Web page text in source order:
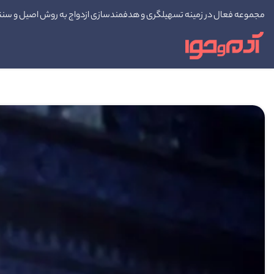
مجموعه فعال در زمینه تسهیلگری و هدفمندسازی ازدواج به روش اصیل و